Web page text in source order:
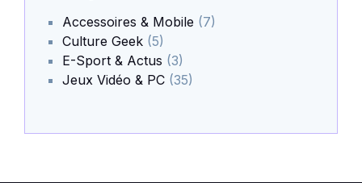
Accessoires & Mobile (7)
Culture Geek (5)
E-Sport & Actus (3)
Jeux Vidéo & PC (35)